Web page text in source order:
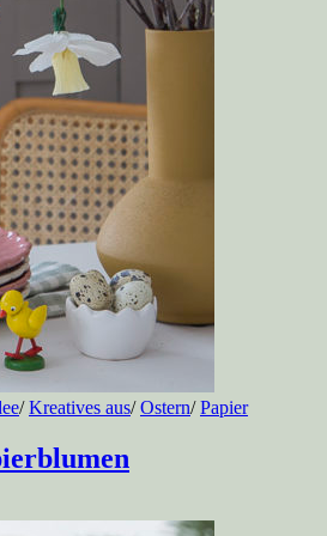
/ Kreatives aus/ Ostern/ Papier